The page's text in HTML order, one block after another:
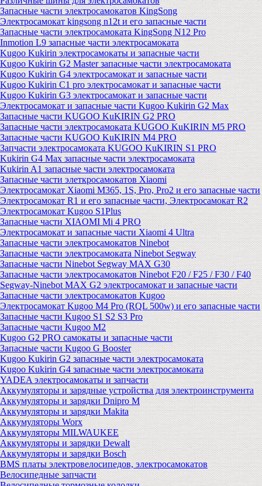
Запасные части электросамокатов KingSong
Электросамокат kingsong n12t и его запасные части
Запасные части электросамоката KingSong N12 Pro
Inmotion L9 запасные части электросамоката
Kugoo Kukirin электросамокаты и запасные части
Kugoo Kukirin G2 Master запасные части электросамоката
Kugoo Kukirin G4 электросамокат и запасные части
Kugoo Kukirin C1 pro электросамокат и запасные части
Kugoo Kukirin G3 электросамокат и запасные части
Электросамокат и запасные части Kugoo Kukirin G2 Max
Запасные части KUGOO KuKIRIN G2 PRO
Запасные части электросамоката KUGOO KuKIRIN M5 PRO
Запасные части KUGOO KuKIRIN M4 PRO
Запчасти электросамоката KUGOO KuKIRIN S1 PRO
Kukirin G4 Max запасные части электросамоката
Kukirin A1 запасные части электросамоката
Запасные части элеткросамокатов Xiaomi
Электросамокат Xiaomi M365, 1S, Pro, Pro2 и его запасные части
Электросамокат R1 и его запасные части, Электросамокат R2
Электросамокат Kugoo S1Plus
Запасные части XIAOMI Mi 4 PRO
Электросамокат и запасные части Xiaomi 4 Ultra
Запасные части электросамокатов Ninebot
Запасные части электросамоката Ninebot Segway
Запасные части Ninebot Segway MAX G30
Запасные части электросамокатов Ninebot F20 / F25 / F30 / F40
Segway-Ninebot MAX G2 электросамокат и запасные части
Запасные части электросамокатов Kugoo
Электросамокат Kugoo M4 Pro (RQL 500w) и его запасные части
Запасные части Kugoo S1 S2 S3 Pro
Запасные части Kugoo M2
Kugoo G2 PRO самокаты и запасные части
Запасные части Kugoo G Booster
Kugoo Kukirin G2 запасные части электросамоката
Kugoo Kukirin G4 запасные части электросамоката
YADEA электросамокаты и запчасти
Аккумуляторы и зарядные устройства для электроинструмента
Аккумуляторы и зарядки Dnipro M
Аккумуляторы и зарядки Makita
Аккумуляторы Worx
Аккумуляторы MILWAUKEE
Аккумуляторы и зарядки Dewalt
Аккумуляторы и зарядки Bosch
BMS платы электровелосипедов, электросамокатов
Велосипедные запчасти